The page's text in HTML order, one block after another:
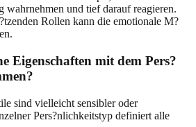
wahrnehmen und tief darauf reagieren.
Rollen kann die emotionale M?
Eigenschaften mit dem Pers?
sind vielleicht sensibler oder
Pers?nlichkeitstyp definiert alle